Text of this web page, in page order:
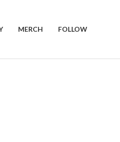
MERCH FOLLOW